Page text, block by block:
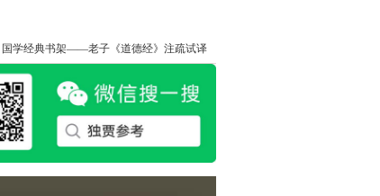
国学经典书架——老子《道德经》注疏试译